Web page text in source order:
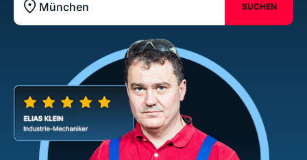
Standort z.B. Frankfurt am Main
SUCHEN